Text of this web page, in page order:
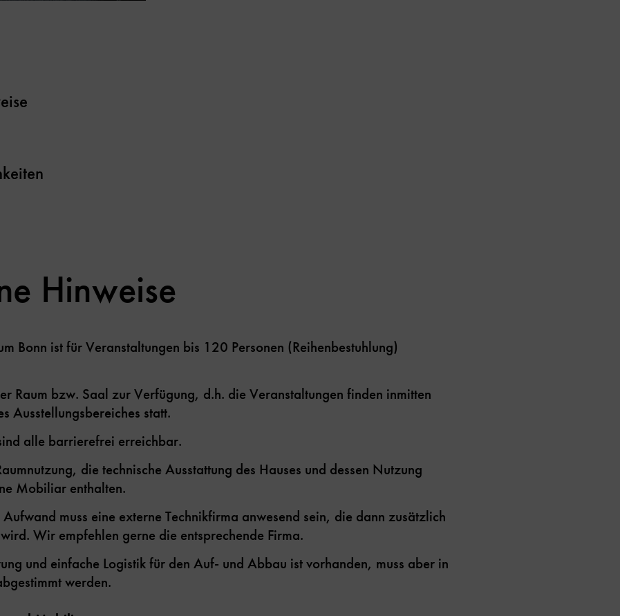
Hinweise
Bonn ist für Veranstaltungen bis 120 Personen (Reihenbestuhlung)
Raum bzw. Saal zur Verfügung, d.h. die Veranstaltungen finden inmitten
Ausstellungsbereiches statt.
alle barrierefrei erreichbar.
die technische Ausstattung des Hauses und dessen Nutzung
Mobiliar enthalten.
Aufwand muss eine externe Technikfirma anwesend sein, die dann zusätzlich
Wir empfehlen gerne die entsprechende Firma.
und einfache Logistik für den Auf- und Abbau ist vorhanden, muss aber in
werden.